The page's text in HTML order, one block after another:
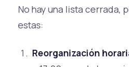
No hay una lista cerrada,
estas:
Reorganización